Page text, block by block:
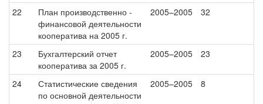
22
План производственно -
финансовой деятельности
кооператива на 2005 г.
2005–2005 32
23
Бухгалтерский отчет
кооператива за 2005 г.
2005–2005 23
24
Статистические сведения
по основной деятельности
2005–2005 8